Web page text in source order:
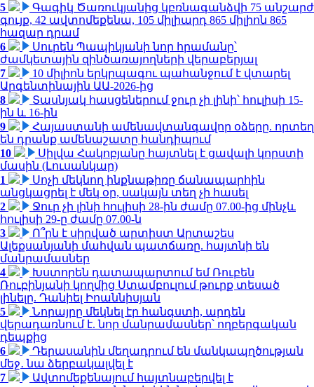
5
Գագիկ Ծառուկյանից կբռնագանձվի 75 անշարժ
գույք, 42 ավտոմեքենա, 105 միլիարդ 865 միլիոն 865
հազար դրամ
6
Սուրեն Պապիկյանի նոր հրամանը՝
ժամկետային զինծառայողների վերաբերյալ
7
10 միլիոն երկրպագու պահանջում է վտարել
Արգենտինային ԱԱ-2026-ից
8
Տասնյակ հասցեներում ջուր չի լինի՝ հուլիսի 15-
ին և 16-ին
9
Հայաստանի ամենավտանգավոր օձերը. որտեղ
են դրանք ամենաշատը հանդիպում
10
Սիլվա Հակոբյանը հայտնել է ցավալի կորստի
մասին (Լուսանկար)
1
Սոչի մեկնող ինքնաթիռը ճանապարհին
անցկացրել է մեկ օր, սակայն տեղ չի հասել
2
Ջուր չի լինի հուլիսի 28-ին ժամը 07.00-ից մինչև
հուլիսի 29-ը ժամը 07.00-ն
3
Ո՞րն է սիրված արտիստ Արտաշես
Ալեքսանյանի մահվան պատճառը. հայտնի են
մանրամասներ
4
Խստորեն դատապարտում եմ Ռուբեն
Ռուբինյանի կողմից Ստամբուլում թուրք տեսած
լինելը. Դանիել Իոաննիսյան
5
Նորայրը մեկնել էր հանգստի, արդեն
վերադառնում է. նոր մանրամասներ՝ ողբերգական
դեպքից
6
Դերասանին մեղադրում են մանկապղծության
մեջ․ նա ձերբակալվել է
7
Ավտոմեքենայում հայտնաբերվել է